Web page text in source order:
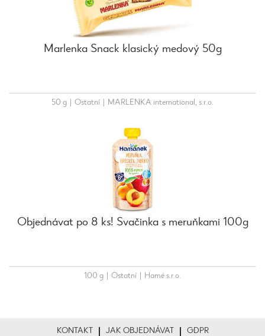
Marlenka Snack klasický medový 50g
50 g Ostatní MARLENKA international, s.r.o.
Objednávat po 8 ks! Svačinka s meruňkami 100g
100 g Ostatní Hamé s.r.o.
KONTAKT JAK OBJEDNÁVAT GDPR